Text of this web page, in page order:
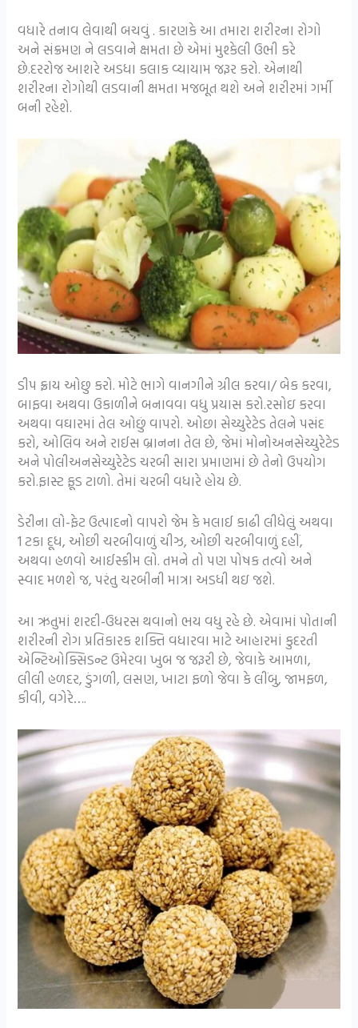
વધારે તનાવ લેવાથી બચવું . કારણકે આ તમારા શરીરના રોગો
અને સંક્રમણ ને લડવાને ક્ષમતા છે એમાં મુશ્કેલી ઉભી કરે
છે.દરરોજ આશરે અડધા કલાક વ્યાયામ જરૂર કરો. એનાથી
શરીરના રોગોથી લડવાની ક્ષમતા મજબૂત થશે અને શરીરમાં ગર્મી
બની રહેશે.
ડીપ ફ્રાય ઓછુ કરો. મોટે ભાગે વાનગીને ગ્રીલ કરવા/ બેક કરવા,
બાફવા અથવા ઉકાળીને બનાવવા વધુ પ્રયાસ કરો.રસોઇ કરવા
અથવા વઘારમાં તેલ ઓછું વાપરો. ઓછા સેચ્યુરેટેડ તેલને પસંદ
કરો, ઓલિવ અને રાઈસ બ્રાનના તેલ છે, જેમાં મોનોઅનસેચ્યુરેટેડ
અને પોલીઅનસેચ્યુરેટેડ ચરબી સારા પ્રમાણમાં છે તેનો ઉપયોગ
કરો.ફાસ્ટ ફૂડ ટાળો. તેમાં ચરબી વધારે હોય છે.
ડેરીના લો-ફેટ ઉત્પાદનો વાપરો જેમ કે મલાઈ કાઢી લીધેલું અથવા
1 ટકા દૂધ, ઓછી ચરબીવાળું ચીઝ, ઓછી ચરબીવાળું દહીં,
અથવા હળવો આઈસ્ક્રીમ લો. તમને તો પણ પોષક તત્વો અને
સ્વાદ મળશે જ, પરંતુ ચરબીની માત્રા અડધી થઇ જશે.
આ ઋતુમાં શરદી-ઉધરસ થવાનો ભય વધુ રહે છે. એવામાં પોતાની
શરીરની રોગ પ્રતિકારક શક્તિ વધારવા માટે આહારમાં કુદરતી
એન્ટિઓક્સિડન્ટ ઉમેરવા ખુબ જ જરૂરી છે, જેવાકે આમળા,
લીલી હળદર, ડુંગળી, લસણ, ખાટા ફળો જેવા કે લીંબુ, જામફળ,
કીવી, વગેરે….